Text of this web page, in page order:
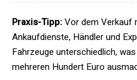
Praxis-Tipp:Vor dem Verkauf
Ankaufdienste, Händler und
Fahrzeuge unterschiedlich,
mehreren Hundert Euro